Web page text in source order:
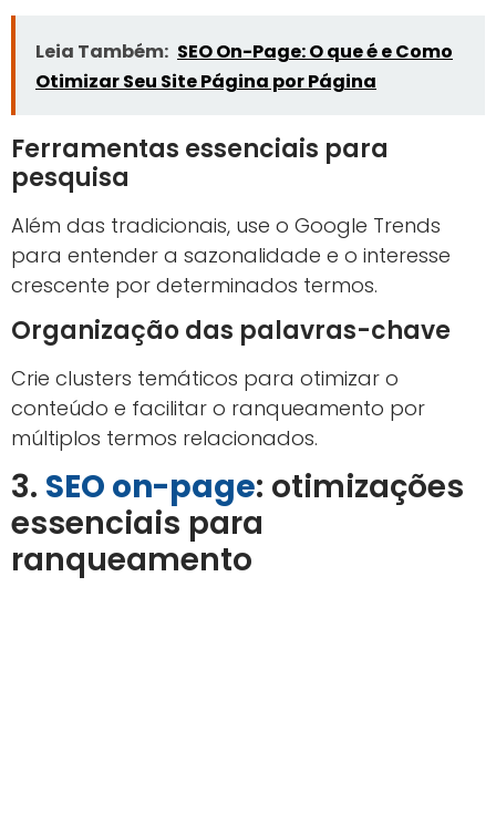
Leia Também: SEO On-Page: O que é e Como
Otimizar Seu Site Página por Página
Ferramentas essenciais para
pesquisa
Além das tradicionais, use o Google Trends
para entender a sazonalidade e o interesse
crescente por determinados termos.
Organização das palavras-chave
Crie clusters temáticos para otimizar o
conteúdo e facilitar o ranqueamento por
múltiplos termos relacionados.
3. SEO on-page: otimizações
essenciais para
ranqueamento